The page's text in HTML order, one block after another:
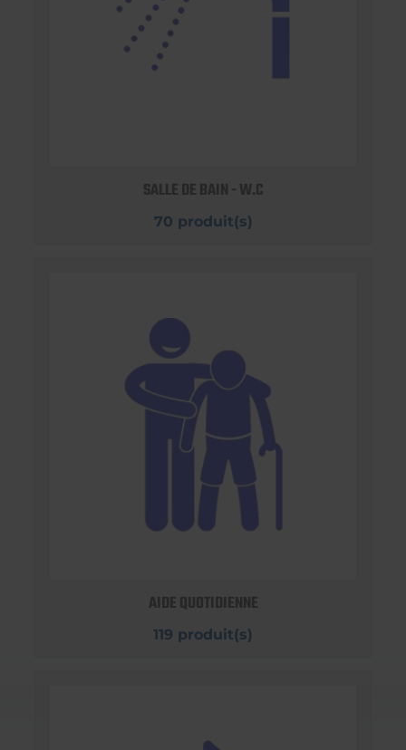
SALLE DE BAIN - W.C
70 produit(s)
AIDE QUOTIDIENNE
119 produit(s)